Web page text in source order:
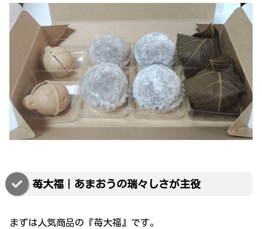
苺大福｜あまおうの瑞々しさが主役
まずは人気商品の『苺大福』です。